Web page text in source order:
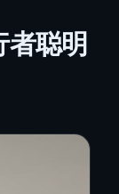
聪明